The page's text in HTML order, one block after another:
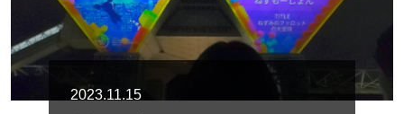
2023.11.15